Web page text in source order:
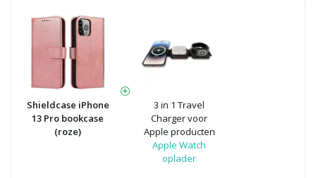
Shieldcase iPhone
13 Pro bookcase
(roze)
3 in 1 Travel
Charger voor
Apple producten
Apple Watch
oplader